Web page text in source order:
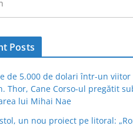
Posts
de 5.000 de dolari într-un viitor
Thor, Cane Corso-ul pregătit
lui Mihai Nae
un nou proiect pe litoral: